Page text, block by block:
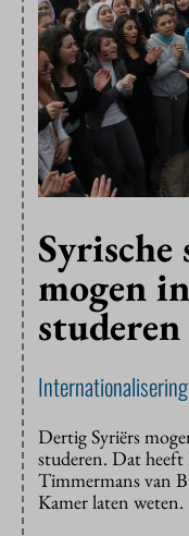
mogen
studeren
Internationalisering
Dertig Syriërs
studeren. Dat
Timmermans van
Kamer laten weten.